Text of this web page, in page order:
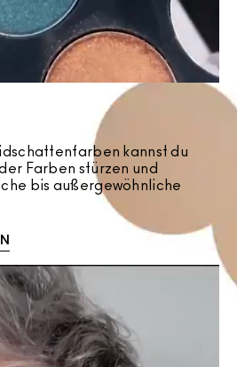
kannst du
Farben stürzen und
bis außergewöhnliche